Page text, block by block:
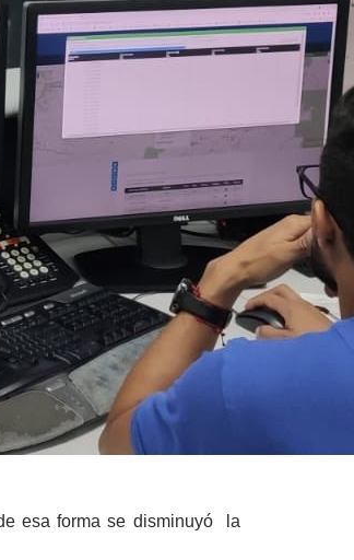
esa forma se disminuyó la